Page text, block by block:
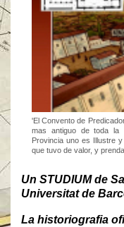
'El Convento de
mas antiguo de toda la
Provincia uno es Illustre
que tuvo de valor, y
Un STUDIUM de
Universitat de
La historiografia